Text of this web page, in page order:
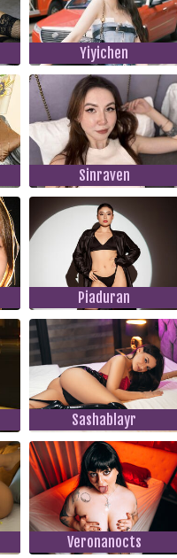
Yiyichen
Sinraven
Piaduran
Sashablayr
Veronanocts